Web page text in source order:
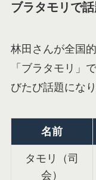
ブラタモリで
林田さんが全国
「ブラタモリ」
びたび話題になり
名前
タモリ（司
会）